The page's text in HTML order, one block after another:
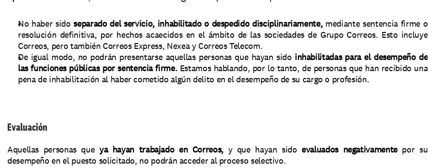
No haber sido separado del servicio, inhabilitado o despedido disciplinariamente, mediante sentencia firme o
resolución definitiva, por hechos acaecidos en el ámbito de las sociedades de Grupo Correos. Esto incluye
Correos, pero también Correos Express, Nexea y Correos Telecom.
De igual modo, no podrán presentarse aquellas personas que hayan sido inhabilitadas para el desempeño de
las funciones públicas por sentencia firme. Estamos hablando, por lo tanto, de personas que han recibido una
pena de inhabilitación al haber cometido algún delito en el desempeño de su cargo o profesión.
Evaluación
Aquellas personas que ya hayan trabajado en Correos, y que hayan sido evaluados negativamente por su
desempeño en el puesto solicitado, no podrán acceder al proceso selectivo.